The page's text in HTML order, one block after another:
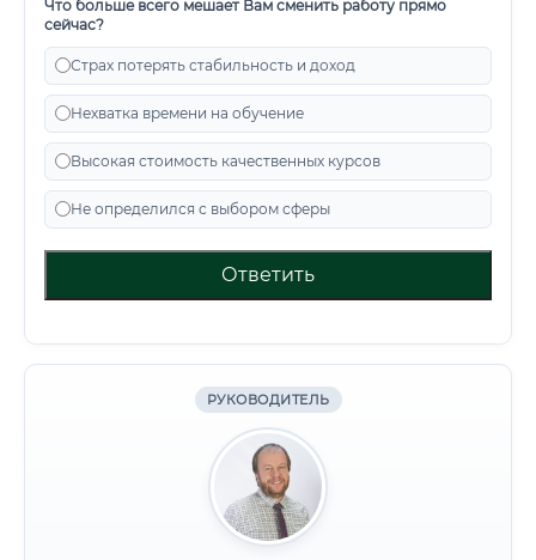
Что больше всего мешает Вам сменить работу прямо
сейчас?
Страх потерять стабильность и доход
Нехватка времени на обучение
Высокая стоимость качественных курсов
Не определился с выбором сферы
Ответить
РУКОВОДИТЕЛЬ